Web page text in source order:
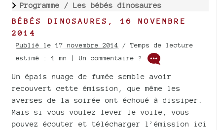
Programme / Les bébés dinosaures
BÉBÉS DINOSAURES, 16 NOVEMBRE
2014
Publié le 17 novembre 2014 / Temps de lecture
estimé : 1 mn | Un commentaire ?
Un épais nuage de fumée semble avoir
recouvert cette émission, que même les
averses de la soirée ont échoué à dissiper.
Mais si vous voulez lever le voile, vous
pouvez écouter et télécharger l’émission ici